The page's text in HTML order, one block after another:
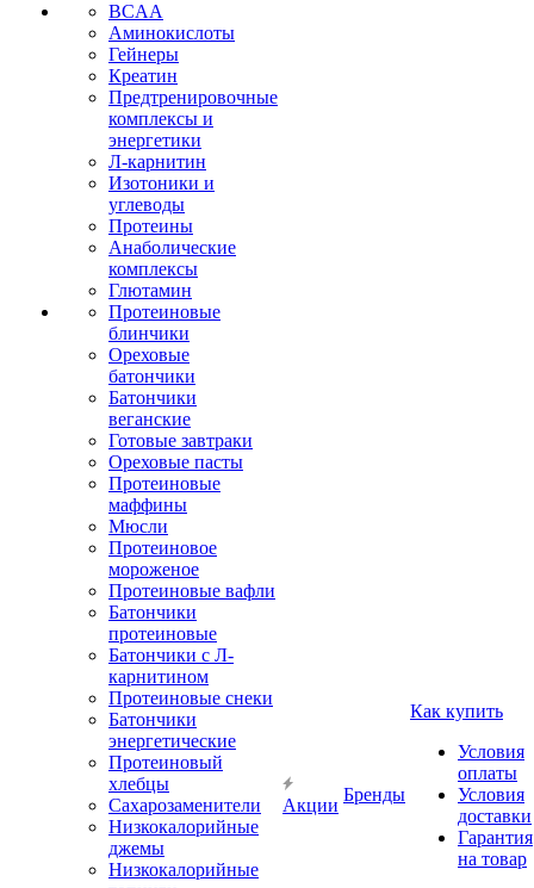
BCAA
Аминокислоты
Гейнеры
Креатин
Предтренировочные
комплексы и
энергетики
Л-карнитин
Изотоники и
углеводы
Протеины
Анаболические
комплексы
Глютамин
Протеиновые
блинчики
Ореховые
батончики
Батончики
веганские
Готовые завтраки
Ореховые пасты
Протеиновые
маффины
Мюсли
Протеиновое
мороженое
Протеиновые вафли
Батончики
протеиновые
Батончики с Л-
карнитином
Протеиновые снеки
Батончики
энергетические
Протеиновый
хлебцы
Сахарозаменители
Низкокалорийные
джемы
Низкокалорийные
Акции
Бренды
Как купить
Условия
оплаты
Условия
доставки
Гарантия
на товар